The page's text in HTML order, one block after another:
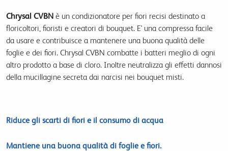
Chrysal CVBN è un condizionatore per fiori recisi destinato a
floricoltori, fioristi e creatori di bouquet. E' una compressa facile
da usare e contribuisce a mantenere una buona qualità delle
foglie e dei fiori. Chrysal CVBN combatte i batteri meglio di ogni
altro prodotto a base di cloro. Inoltre neutralizza gli effetti dannosi
della mucillagine secreta dai narcisi nei bouquet misti.
Riduce gli scarti di fiori e il consumo di acqua
Mantiene una buona qualità di foglie e fiori.